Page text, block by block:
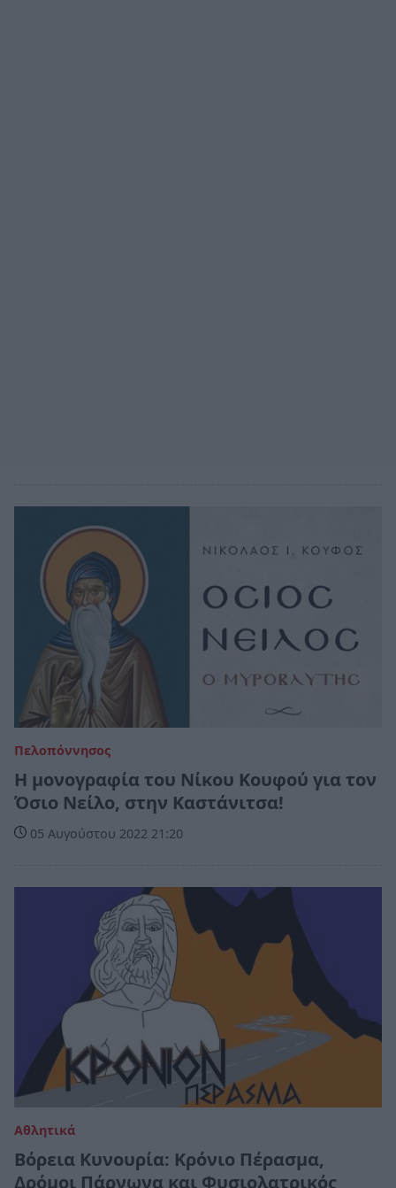
Πελοπόννησος
Η μονογραφία του Νίκου Κουφού για τον
Όσιο Νείλο, στην Καστάνιτσα!
05 Αυγούστου 2022 21:20
Αθλητικά
Βόρεια Κυνουρία: Κρόνιο Πέρασμα,
Δρόμοι Πάρνωνα και Φυσιολατρικός